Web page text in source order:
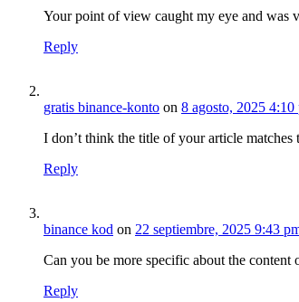
Your point of view caught my eye and was
Reply
gratis binance-konto on 8 agosto, 2025 4:10
I don’t think the title of your article
Reply
binance kod on 22 septiembre, 2025 9:43
Can you be more specific about the
Reply